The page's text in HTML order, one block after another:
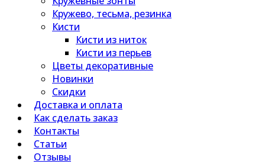
Кружево, тесьма, резинка
Кисти
Кисти из ниток
Кисти из перьев
Цветы декоративные
Новинки
Скидки
Доставка и оплата
Как сделать заказ
Контакты
Статьи
Отзывы